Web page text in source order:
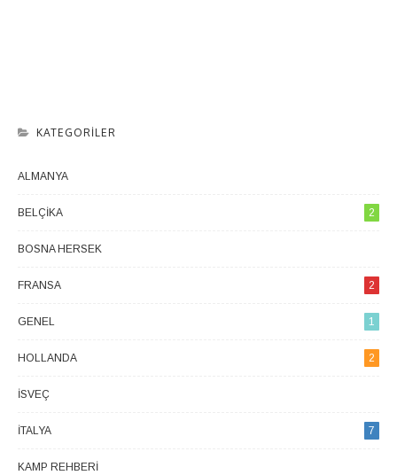
KATEGORILER
ALMANYA
BELÇIKA 2
BOSNA HERSEK
FRANSA 2
GENEL 1
HOLLANDA 2
İSVEÇ
İTALYA 7
KAMP REHBERI